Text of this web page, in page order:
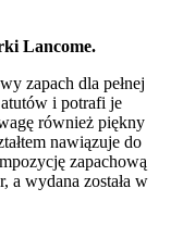
Lancome.
zapach dla pełnej
i potrafi je
również piękny
nawiązuje do
zapachową
a wydana została w